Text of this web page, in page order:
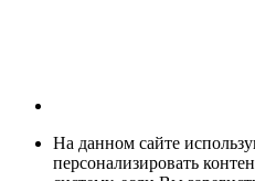
На данном сайте
персонализировать